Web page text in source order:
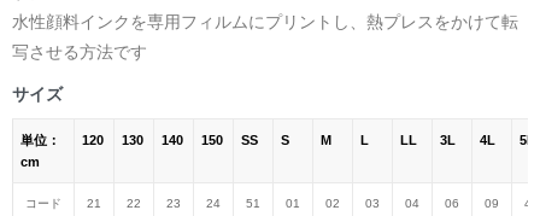
水性顔料インクを専用フィルムにプリントし、熱プレスをかけて転
写させる方法です
サイズ
単位：
cm
120 130 140 150 SS S M L LL 3L 4L 5L
コード 21 22 23 24 51 01 02 03 04 06 09 47